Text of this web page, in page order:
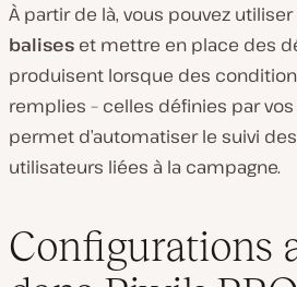
À partir de là, vous pouvez utiliser
balises et mettre en place des
produisent lorsque des
remplies – celles définies par vos
permet d’automatiser le suivi
utilisateurs liées à la campagne.
Configurations